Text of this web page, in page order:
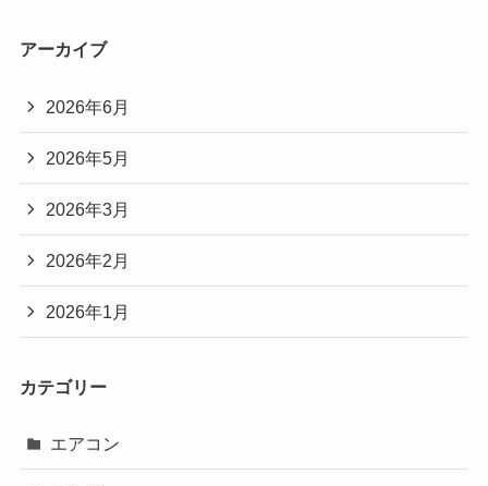
アーカイブ
2026年6月
2026年5月
2026年3月
2026年2月
2026年1月
カテゴリー
エアコン